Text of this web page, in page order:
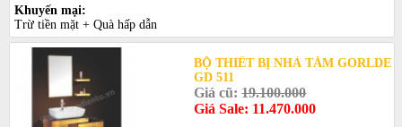
Khuyến mại:
Trừ tiền mặt + Quà hấp dẫn
BỘ THIẾT BỊ NHÀ TẮM GORLDE
GD 511
Giá cũ:19.100.000
Giá Sale: 11.470.000